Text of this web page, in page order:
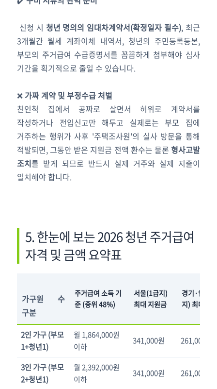
신청 시 청년 명의의 임대차계약서(확정일자 필수), 최근
3개월간 월세 계좌이체 내역서, 청년의 주민등록등본,
부모의 주거급여 수급증명서를 꼼꼼하게 첨부해야 심사
기간을 획기적으로 줄일 수 있습니다.
❌ 가짜 계약 및 부정수급 처벌
친인척 집에서 공짜로 살면서 허위로 계약서를
작성하거나 전입신고만 해두고 실제로는 부모 집에
거주하는 행위가 사후 '주택조사원'의 실사 방문을 통해
적발되면, 그동안 받은 지원금 전액 환수는 물론 형사고발
조치를 받게 되므로 반드시 실제 거주와 실제 지출이
일치해야 합니다.
5. 한눈에 보는 2026 청년 주거급여
자격 및 금액 요약표
가구원 수
구분
주거급여 소득 기
준 (중위 48%)
서울(1급지)
최대 지원금
경기·인천
지) 최대 지
2인 가구 (부모
1+청년1)
월 1,864,000원
이하
341,000원 261,000원
3인 가구 (부모
2+청년1)
월 2,392,000원
이하
341,000원 261,000원